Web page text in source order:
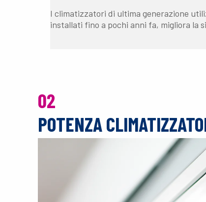
I climatizzatori di ultima generazione
installati fino a pochi anni fa, migliora la
02
POTENZA